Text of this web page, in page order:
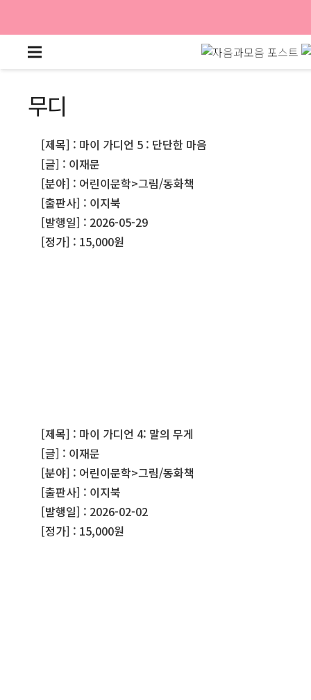
무디
[제목] : 마이 가디언 5 : 단단한 마음
[글] : 이재문
[분야] : 어린이문학>그림/동화책
[출판사] : 이지북
[발행일] : 2026-05-29
[정가] : 15,000원
[제목] : 마이 가디언 4: 말의 무게
[글] : 이재문
[분야] : 어린이문학>그림/동화책
[출판사] : 이지북
[발행일] : 2026-02-02
[정가] : 15,000원